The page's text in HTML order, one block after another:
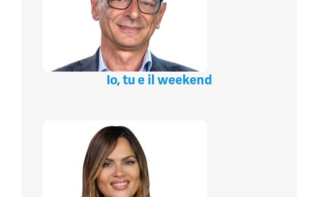
Io, tu e il weekend